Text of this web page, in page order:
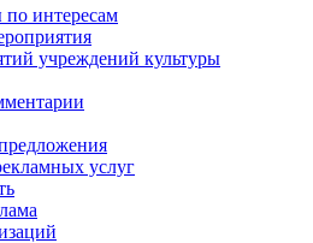
интересам
учреждений культуры
услуг